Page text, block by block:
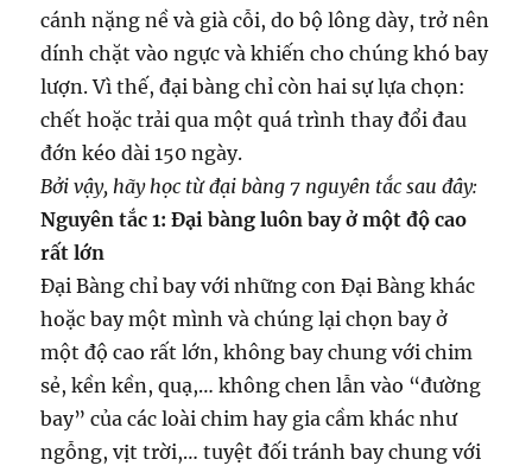
cánh nặng nề và già cỗi, do bộ lông dày, trở nên
dính chặt vào ngực và khiến cho chúng khó bay
lượn. Vì thế, đại bàng chỉ còn hai sự lựa chọn:
chết hoặc trải qua một quá trình thay đổi đau
đớn kéo dài 150 ngày.
Bởi vậy, hãy học từ đại bàng 7 nguyên tắc sau đây:
Nguyên tắc 1: Đại bàng luôn bay ở một độ cao
rất lớn
Đại Bàng chỉ bay với những con Đại Bàng khác
hoặc bay một mình và chúng lại chọn bay ở
một độ cao rất lớn, không bay chung với chim
sẻ, kền kền, quạ,… không chen lẫn vào “đường
bay” của các loài chim hay gia cầm khác như
ngỗng, vịt trời,… tuyệt đối tránh bay chung với